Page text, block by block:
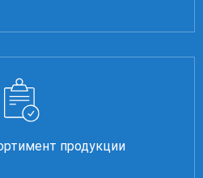
продукции